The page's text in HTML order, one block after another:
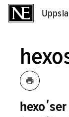
hexoʹser